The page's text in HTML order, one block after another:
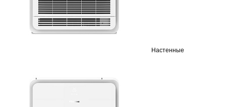
Настенные